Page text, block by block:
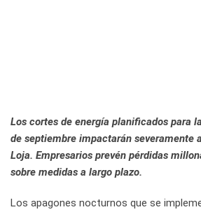
Los cortes de energía planificados para
de septiembre impactarán severamente
Loja. Empresarios prevén pérdidas
sobre medidas a largo plazo.
Los apagones nocturnos que se